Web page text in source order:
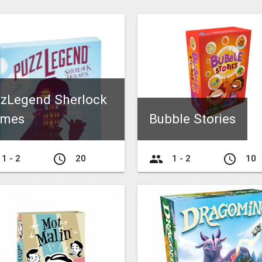
Sherlock
1 - 2 access_time 20
Bubble Stories
group 1 - 2 access_time 10